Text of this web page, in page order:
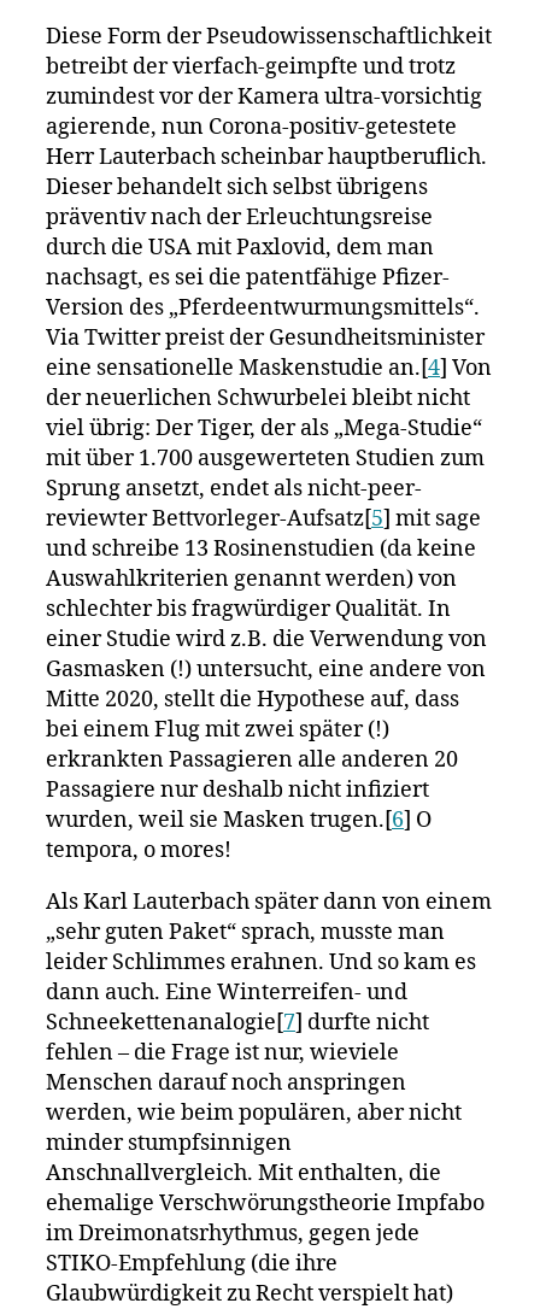
Diese Form der Pseudowissenschaftlichkeit
betreibt der vierfach-geimpfte und trotz
zumindest vor der Kamera ultra-vorsichtig
agierende, nun Corona-positiv-getestete
Herr Lauterbach scheinbar hauptberuflich.
Dieser behandelt sich selbst übrigens
präventiv nach der Erleuchtungsreise
durch die USA mit Paxlovid, dem man
nachsagt, es sei die patentfähige Pfizer-
Version des „Pferdeentwurmungsmittels“.
Via Twitter preist der Gesundheitsminister
eine sensationelle Maskenstudie an.[4] Von
der neuerlichen Schwurbelei bleibt nicht
viel übrig: Der Tiger, der als „Mega-Studie“
mit über 1.700 ausgewerteten Studien zum
Sprung ansetzt, endet als nicht-peer-
reviewter Bettvorleger-Aufsatz[5] mit sage
und schreibe 13 Rosinenstudien (da keine
Auswahlkriterien genannt werden) von
schlechter bis fragwürdiger Qualität. In
einer Studie wird z.B. die Verwendung von
Gasmasken (!) untersucht, eine andere von
Mitte 2020, stellt die Hypothese auf, dass
bei einem Flug mit zwei später (!)
erkrankten Passagieren alle anderen 20
Passagiere nur deshalb nicht infiziert
wurden, weil sie Masken trugen.[6] O
tempora, o mores!
Als Karl Lauterbach später dann von einem
„sehr guten Paket“ sprach, musste man
leider Schlimmes erahnen. Und so kam es
dann auch. Eine Winterreifen- und
Schneekettenanalogie[7] durfte nicht
fehlen – die Frage ist nur, wieviele
Menschen darauf noch anspringen
werden, wie beim populären, aber nicht
minder stumpfsinnigen
Anschnallvergleich. Mit enthalten, die
ehemalige Verschwörungstheorie Impfabo
im Dreimonatsrhythmus, gegen jede
STIKO-Empfehlung (die ihre
Glaubwürdigkeit zu Recht verspielt hat)